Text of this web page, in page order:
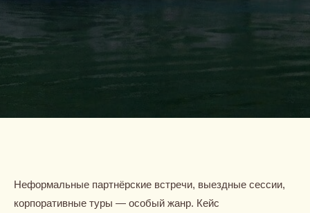
Неформальные партнёрские встречи, выездные сессии,
корпоративные туры — особый жанр. Кейс